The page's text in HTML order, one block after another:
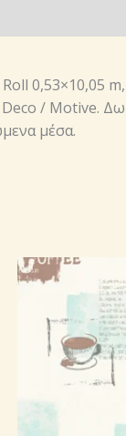
Roll 0,53×10,05
/ Motive.
μέσα.